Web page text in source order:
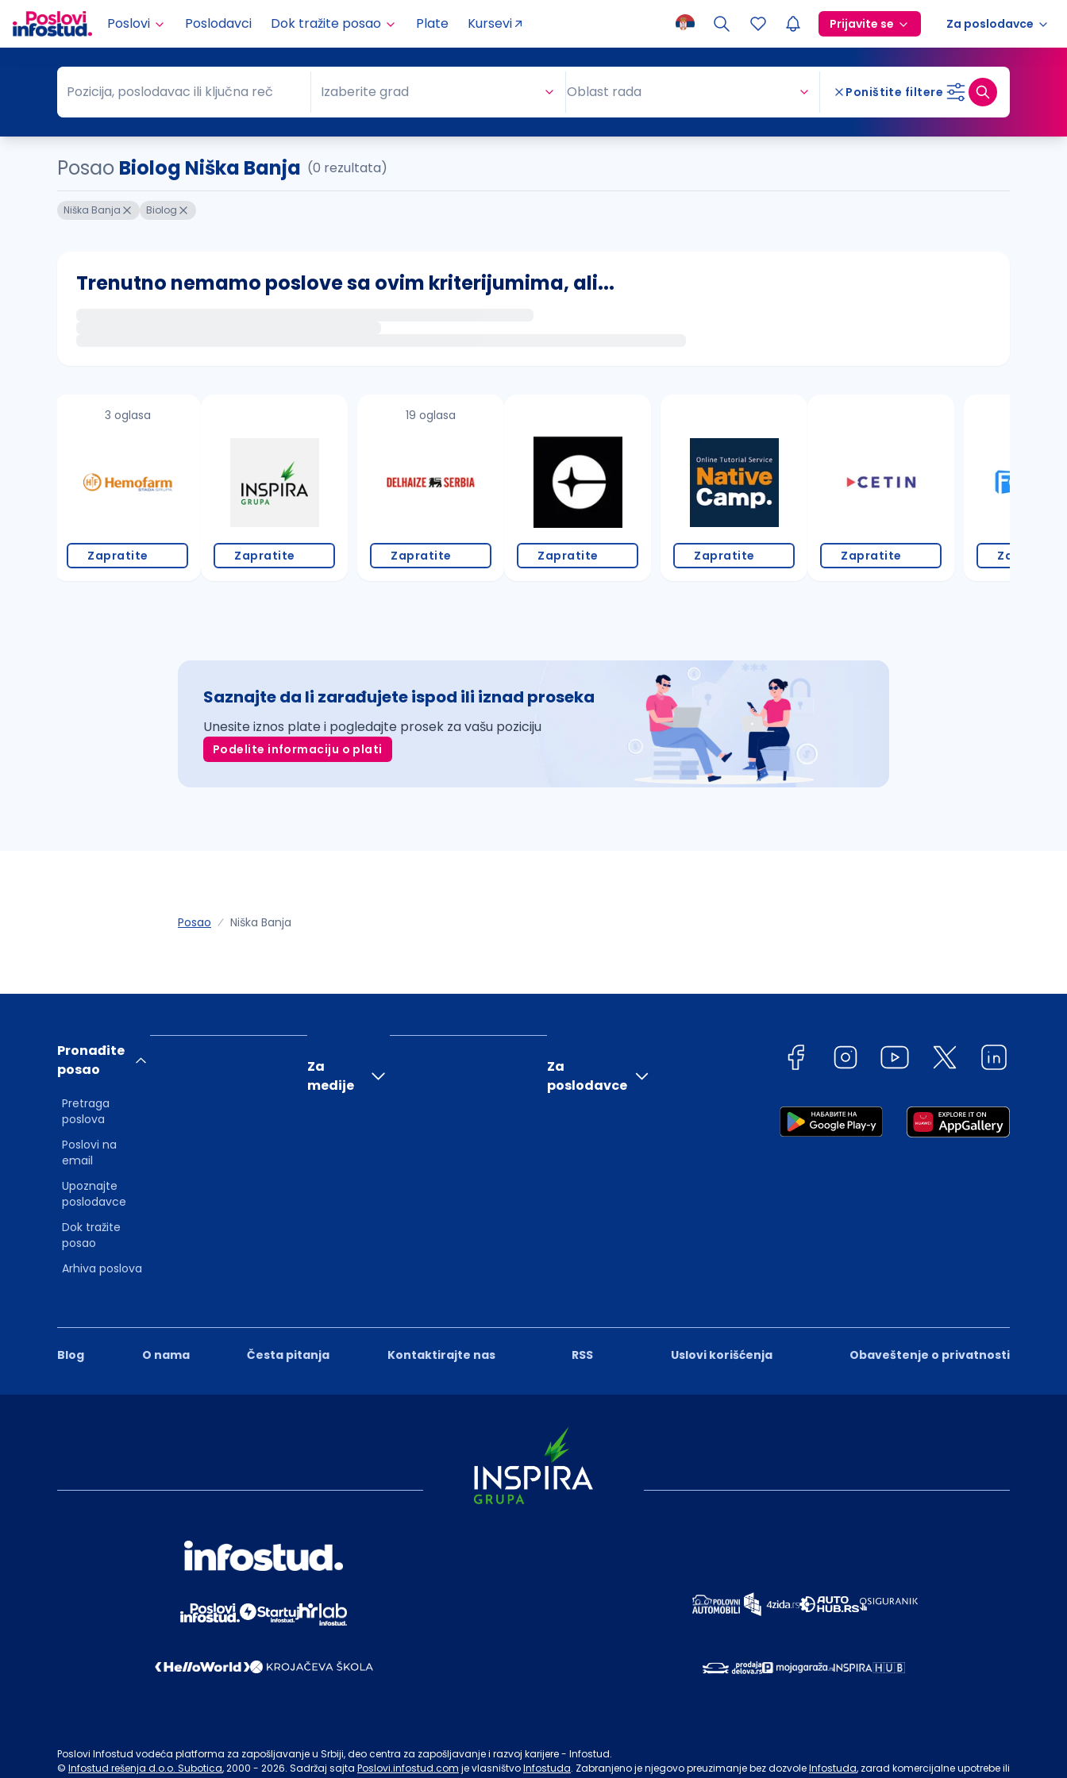
Poslovi Poslodavci Dok tražite posao Plate Kursevi Prijavite se Za poslodavce
Pozicija, poslodavac ili ključna reč
Pozicija, poslodavac ili ključna reč Grad
Izaberite grad Oblast rada Poništite filtere
Posao Biolog Niška Banja (0 rezultata)
Niška Banja Biolog
Trenutno nemamo poslove sa ovim kriterijumima, ali...
proverite pravopisne greške (koristite č, ć, š, đ, ž, dž)
povećajte radijus za odabrani grad
3 oglasa
Zapratite Zapratite
19 oglasa
Zapratite Zapratite Zapratite Zapratite Zapratite
Saznajte da li zarađujete ispod ili iznad proseka
Unesite iznos plate i pogledajte prosek za vašu poziciju
Podelite informaciju o plati
Posao Niška Banja
Blog O nama Česta pitanja Kontaktirajte nas RSS Uslovi korišćenja Obaveštenje o privatnosti
Pronađite
posao
Pretraga
poslova
Poslovi na
email
Upoznajte
poslodavce
Dok tražite
posao
Arhiva poslova
Za
medije
Za
poslodavce
Poslovi Infostud vodeća platforma za zapošljavanje u Srbiji, deo centra za zapošljavanje i razvoj karijere - Infostud.
© Infostud rešenja d.o.o. Subotica, 2000 - 2026. Sadržaj sajta Poslovi.infostud.com je vlasništvoInfostuda. Zabranjeno je njegovo preuzimanje bez dozvoleInfostuda, zarad komercijalne upotrebe ili